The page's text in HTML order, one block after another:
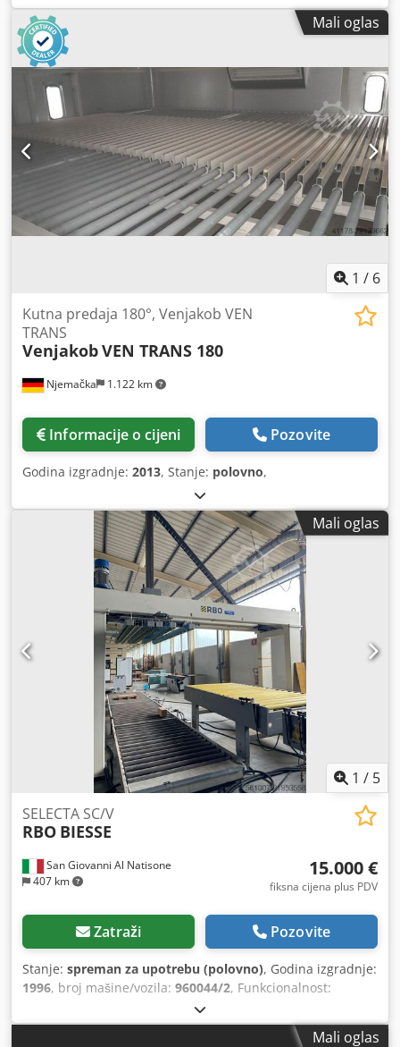
Mali oglas
1 / 6
Njemačka 1.122 km
Kutna predaja 180°, Venjakob VEN
TRANS
VenjakobVEN TRANS 180
Informacije o cijeni Pozovite
Godina izgradnje: 2013, Stanje: polovno,
Mali oglas
1 / 5
San Giovanni Al Natisone
407 km
SELECTA SC/V
RBO BIESSE
15.000 €
fiksna cijena plus PDV
Zatraži Pozovite
Stanje: spreman za upotrebu (polovno), Godina izgradnje:
1996, broj mašine/vozila: 960044/2, Funkcionalnost:
, ulazna frekvencija:
masa:1.600 kg, godina posljednjeg generalnog remonta:
Mali oglas